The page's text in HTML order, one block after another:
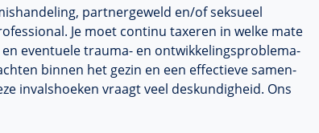
partnergeweld en/of seksueel
Je moet continu taxeren in welke mate
eventuele trauma- en ont­wikke­lingsproble­ma­
binnen het gezin en een effectieve samen­
invalshoeken vraagt veel des­kun­dig­heid. Ons